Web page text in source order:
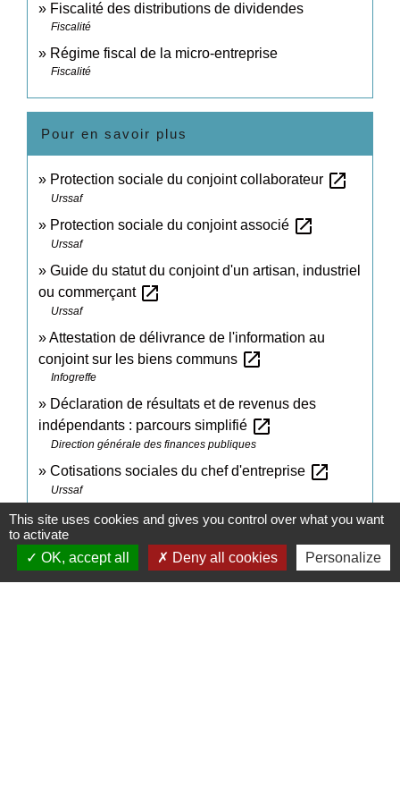
Fiscalité des distributions de dividendes
Fiscalité
Régime fiscal de la micro-entreprise
Fiscalité
Pour en savoir plus
Protection sociale du conjoint collaborateur open_in_new
Urssaf
Protection sociale du conjoint associé open_in_new
Urssaf
Guide du statut du conjoint d'un artisan, industriel
ou commerçant open_in_new
Urssaf
Attestation de délivrance de l'information au
conjoint sur les biens communs open_in_new
Infogreffe
Déclaration de résultats et de revenus des
indépendants : parcours simplifié open_in_new
Direction générale des finances publiques
Cotisations sociales du chef d'entreprise open_in_new
Urssaf
Centre de gestion agréé (CGA)open_in_new
Ministère chargé des finances
Le statut de collaborateur d'exploitation ou
d'entreprise agricoleopen_in_new
This site uses cookies and gives you control over what you want
to activate
OK, accept all
Deny all cookies Personalize